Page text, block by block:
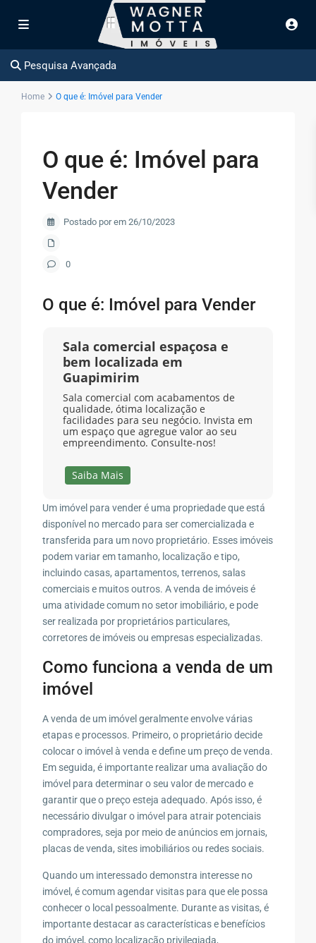
Pesquisa Avançada
Home O que é: Imóvel para Vender
O que é: Imóvel para
Vender
Postado por em 26/10/2023
0
O que é: Imóvel para Vender
Sala comercial espaçosa e
bem localizada em
Guapimirim
Sala comercial com acabamentos de
qualidade, ótima localização e
facilidades para seu negócio. Invista em
um espaço que agregue valor ao seu
empreendimento. Consulte-nos!
Saiba Mais
Um imóvel para vender é uma propriedade que está
disponível no mercado para ser comercializada e
transferida para um novo proprietário. Esses imóveis
podem variar em tamanho, localização e tipo,
incluindo casas, apartamentos, terrenos, salas
comerciais e muitos outros. A venda de imóveis é
uma atividade comum no setor imobiliário, e pode
ser realizada por proprietários particulares,
corretores de imóveis ou empresas especializadas.
Como funciona a venda de um
imóvel
A venda de um imóvel geralmente envolve várias
etapas e processos. Primeiro, o proprietário decide
colocar o imóvel à venda e define um preço de venda.
Em seguida, é importante realizar uma avaliação do
imóvel para determinar o seu valor de mercado e
garantir que o preço esteja adequado. Após isso, é
necessário divulgar o imóvel para atrair potenciais
compradores, seja por meio de anúncios em jornais,
placas de venda, sites imobiliários ou redes sociais.
Quando um interessado demonstra interesse no
imóvel, é comum agendar visitas para que ele possa
conhecer o local pessoalmente. Durante as visitas, é
importante destacar as características e benefícios
do imóvel, como localização privilegiada,